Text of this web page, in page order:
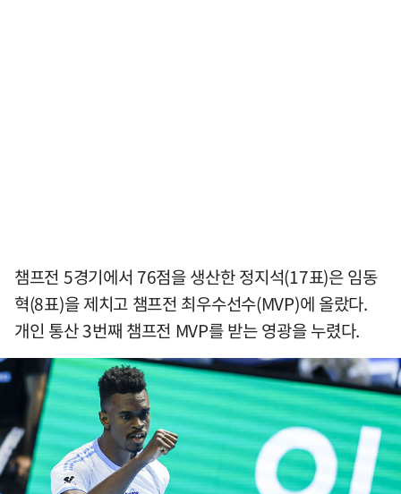
챔프전 5경기에서 76점을 생산한 정지석(17표)은 임동
혁(8표)을 제치고 챔프전 최우수선수(MVP)에 올랐다.
개인 통산 3번째 챔프전 MVP를 받는 영광을 누렸다.